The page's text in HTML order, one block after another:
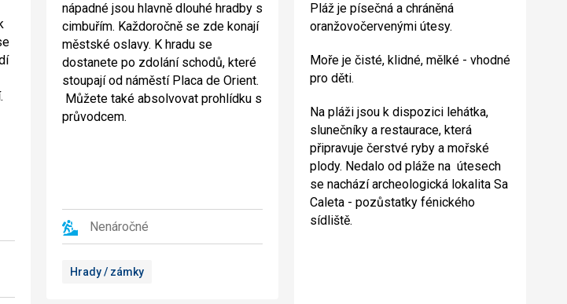
nápadné jsou hlavně dlouhé hradby s
cimbuřím. Každoročně se zde konají
městské oslavy. K hradu se
dostanete po zdolání schodů, které
stoupají od náměstí Placa de Orient.
Můžete také absolvovat prohlídku s
průvodcem.
Nenáročné
Hrady / zámky
Pláž je písečná a chráněná
oranžovočervenými útesy.
Moře je čisté, klidné, mělké - vhodné
pro děti.
Na pláži jsou k dispozici lehátka,
slunečníky a restaurace, která
připravuje čerstvé ryby a mořské
plody. Nedalo od pláže na útesech
se nachází archeologická lokalita Sa
Caleta - pozůstatky fénického
sídliště.